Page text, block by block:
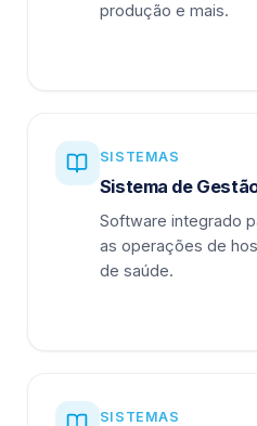
produção e mais.
SISTEMAS
Sistema de
Software integrado
as operações de
de saúde.
SISTEMAS